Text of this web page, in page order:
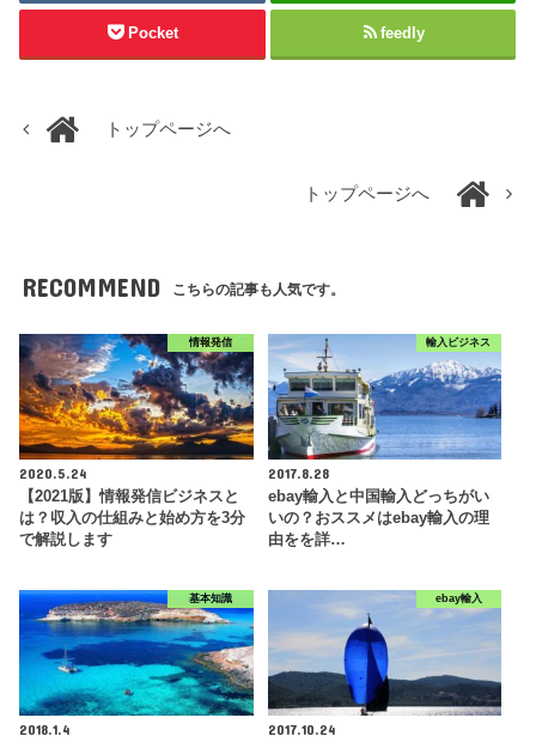
Pocket feedly
トップページへ
トップページへ
RECOMMEND こちらの記事も人気です。
情報発信
2020.5.24
【2021版】情報発信ビジネスと
は？収入の仕組みと始め方を3分
で解説します
輸入ビジネス
2017.8.28
ebay輸入と中国輸入どっちがい
いの？おススメはebay輸入の理
由をを詳…
基本知識
2018.1.4
ebay輸入
2017.10.24